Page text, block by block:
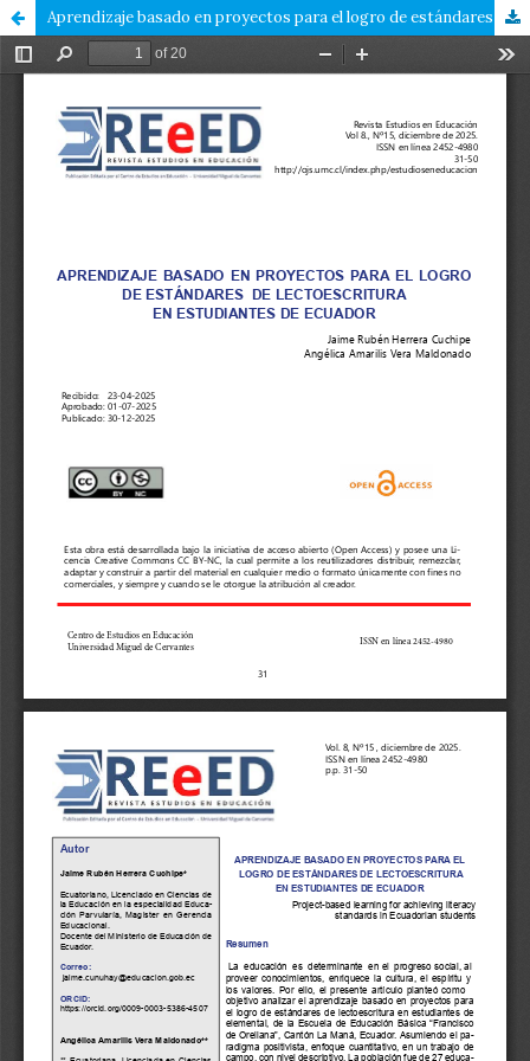
Aprendizaje basado en proyectos para el logro de estándares de lectoescritura en estudiantes de Ecuador